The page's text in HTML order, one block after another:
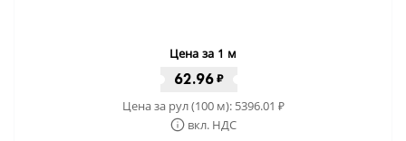
Цена за 1 м
62.96 ₽
Цена за рул (100 м): 5396.01 ₽
вкл. НДС